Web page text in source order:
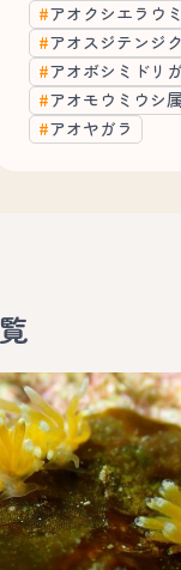
アオクシエラウ
アオスジテンジ
アオボシミドリ
アオモウミウシ
アオヤガラ